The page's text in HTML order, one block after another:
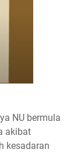
NU bermula
akibat
kesadaran